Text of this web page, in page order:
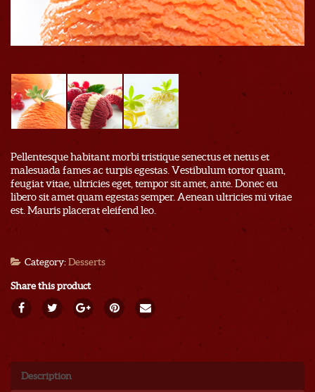
Pellentesque habitant morbi tristique senectus et netus et
malesuada fames ac turpis egestas. Vestibulum tortor quam,
feugiat vitae, ultricies eget, tempor sit amet, ante. Donec eu
libero sit amet quam egestas semper. Aenean ultricies mi vitae
est. Mauris placerat eleifend leo.
Category:Desserts
Share this product
Description